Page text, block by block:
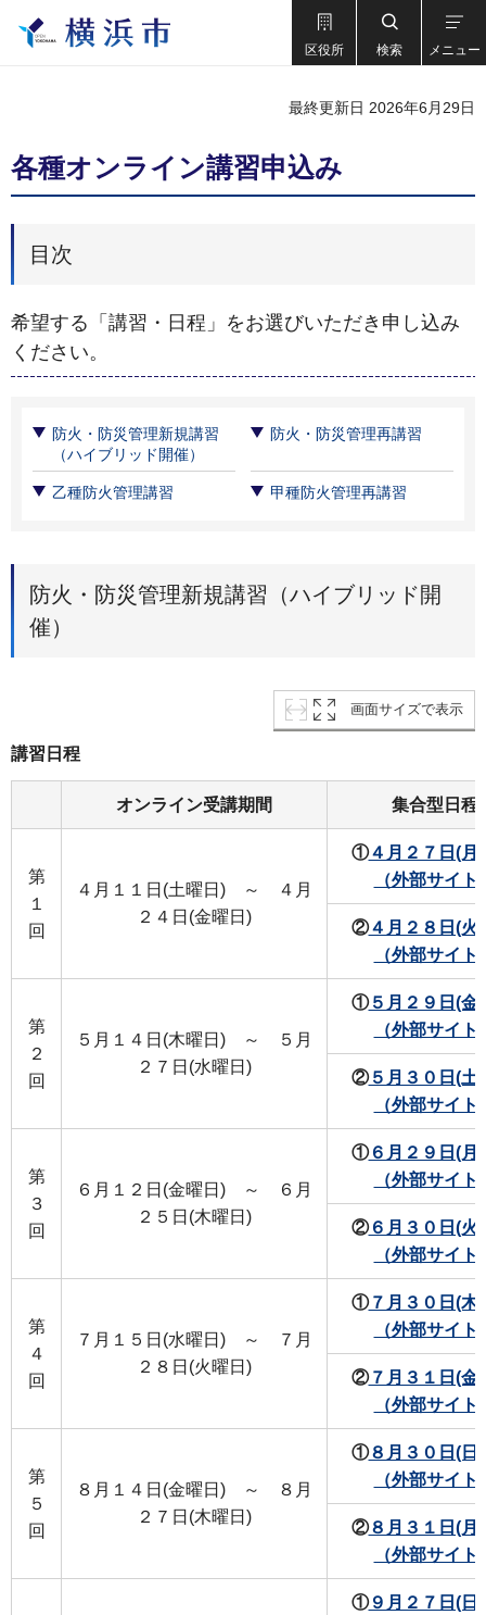
区役所 検索 メニュー
最終更新日 2026年6月29日
各種オンライン講習申込み
目次
希望する「講習・日程」をお選びいただき申し込み
ください。
防火・防災管理新規講習
（ハイブリッド開催）
防火・防災管理再講習
乙種防火管理講習 甲種防火管理再講習
防火・防災管理新規講習（ハイブリッド開
催）
画面サイズで表示
講習日程
オンライン受講期間 集合型日程
第
１
回
４月１１日(土曜日) ～ ４月
２４日(金曜日)
①４月２７日(月
（外部サイト
②４月２８日(火
（外部サイト
第
２
回
５月１４日(木曜日) ～ ５月
２７日(水曜日)
①５月２９日(金
（外部サイト
②５月３０日(土
（外部サイト
第
３
回
６月１２日(金曜日) ～ ６月
２５日(木曜日)
①６月２９日(月
（外部サイト
②６月３０日(火
（外部サイト
第
４
回
７月１５日(水曜日) ～ ７月
２８日(火曜日)
①７月３０日(木
（外部サイト
②７月３１日(金
（外部サイト
第
５
回
８月１４日(金曜日) ～ ８月
２７日(木曜日)
①８月３０日(日
（外部サイト
②８月３１日(月
（外部サイト
①９月２７日(日